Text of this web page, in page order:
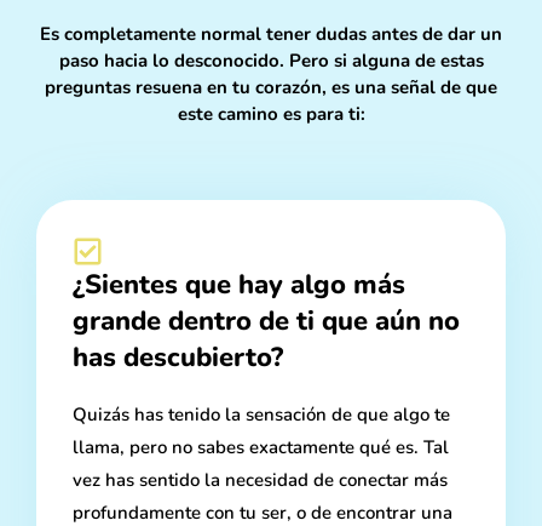
Es completamente normal tener dudas antes de dar un
paso hacia lo desconocido. Pero si alguna de estas
preguntas resuena en tu corazón, es una señal de que
este camino es para ti:
¿Sientes que hay algo más
grande dentro de ti que aún no
has descubierto?
Quizás has tenido la sensación de que algo te
llama, pero no sabes exactamente qué es. Tal
vez has sentido la necesidad de conectar más
profundamente con tu ser, o de encontrar una